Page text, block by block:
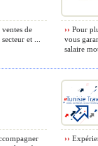
de
et ...
›› Pour
vous
salaire
››